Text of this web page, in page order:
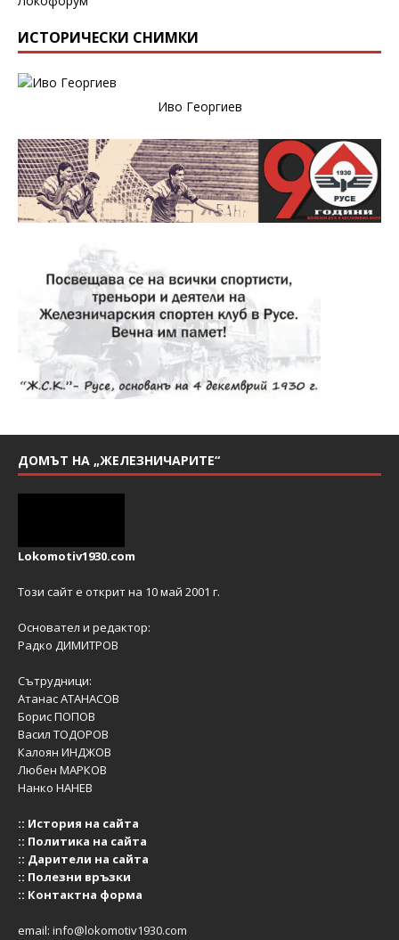
ИСТОРИЧЕСКИ СНИМКИ
Иво Георгиев
ДОМЪТ НА „ЖЕЛЕЗНИЧАРИТЕ“
Lokomotiv1930.com
Този сайт е открит на 10 май 2001 г.
Основател и редактор:
Радко ДИМИТРОВ
Сътрудници:
Атанас АТАНАСОВ
Борис ПОПОВ
Васил ТОДОРОВ
Калоян ИНДЖОВ
Любен МАРКОВ
Нанко НАНЕВ
:: История на сайта
:: Политика на сайта
:: Дарители на сайта
:: Полезни връзки
:: Контактна форма
email: info@lokomotiv1930.com